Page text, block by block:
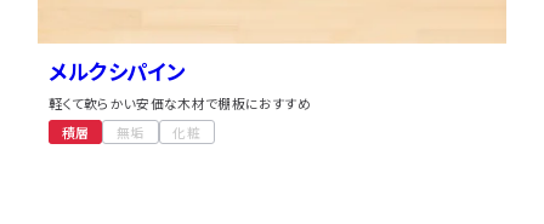
メルクシパイン
軽くて軟らかい安価な木材で棚板におすすめ
積層
無垢 化粧